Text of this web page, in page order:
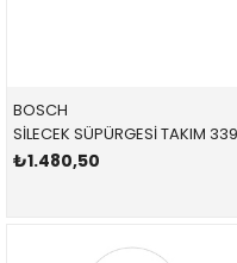
BOSCH
₺1.480,50